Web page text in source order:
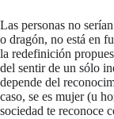
Las personas no
o dragón, no está en
la redefinición
del sentir de un sólo
depende del
caso, se es mujer (u
sociedad te reconoce